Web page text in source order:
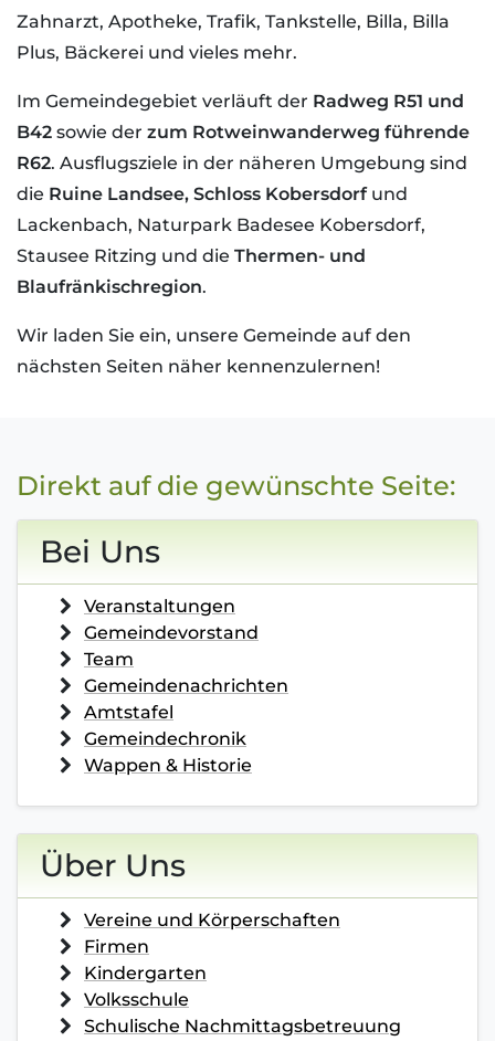
Zahnarzt, Apotheke, Trafik, Tankstelle, Billa, Billa
Plus, Bäckerei und vieles mehr.
Im Gemeindegebiet verläuft der Radweg R51 und
B42 sowie der zum Rotweinwanderweg führende
R62. Ausflugsziele in der näheren Umgebung sind
die Ruine Landsee, Schloss Kobersdorfund
Lackenbach, Naturpark Badesee Kobersdorf,
Stausee Ritzing und die Thermen- und
Blaufränkischregion.
Wir laden Sie ein, unsere Gemeinde auf den
nächsten Seiten näher kennenzulernen!
Direkt auf die gewünschte Seite:
Bei Uns
Veranstaltungen
Gemeindevorstand
Team
Gemeindenachrichten
Amtstafel
Gemeindechronik
Wappen & Historie
Über Uns
Vereine und Körperschaften
Firmen
Kindergarten
Volksschule
Schulische Nachmittagsbetreuung